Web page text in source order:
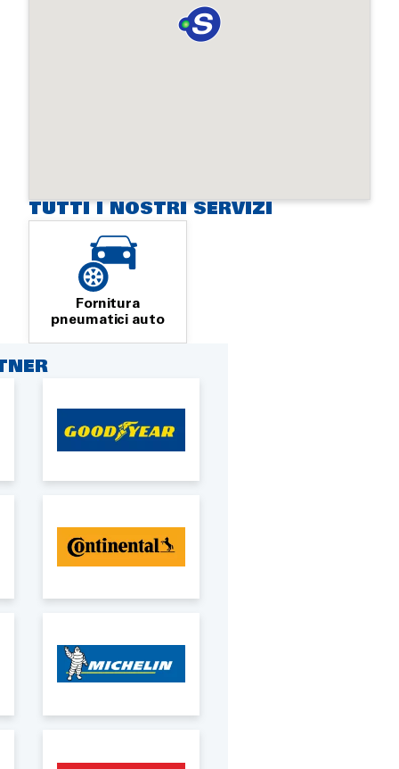
TUTTI I NOSTRI SERVIZI
Fornitura
pneumatici auto